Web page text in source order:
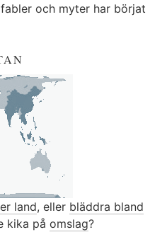
och myter har börjat
land, eller bläddra bland
kika på omslag?